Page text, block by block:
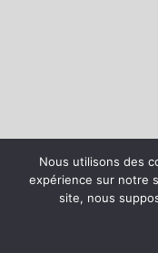
©2026 - AS Loon
Nous utilisons des
expérience sur notre
site, nous